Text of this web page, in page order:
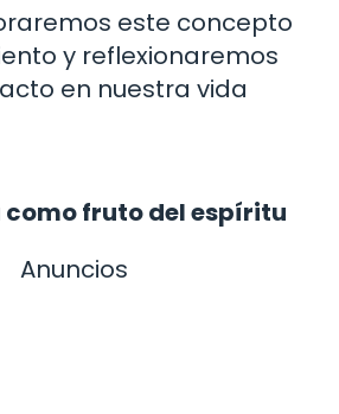
este concepto
y reflexionaremos
en nuestra vida
como fruto del espíritu
Anuncios